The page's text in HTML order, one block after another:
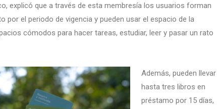
explicó que a través de esta membresía los usuarios forman
por el periodo de vigencia y pueden usar el espacio de la
cómodos para hacer tareas, estudiar, leer y pasar un rato
Además, pueden llevar
hasta tres libros en
préstamo por 15 días,